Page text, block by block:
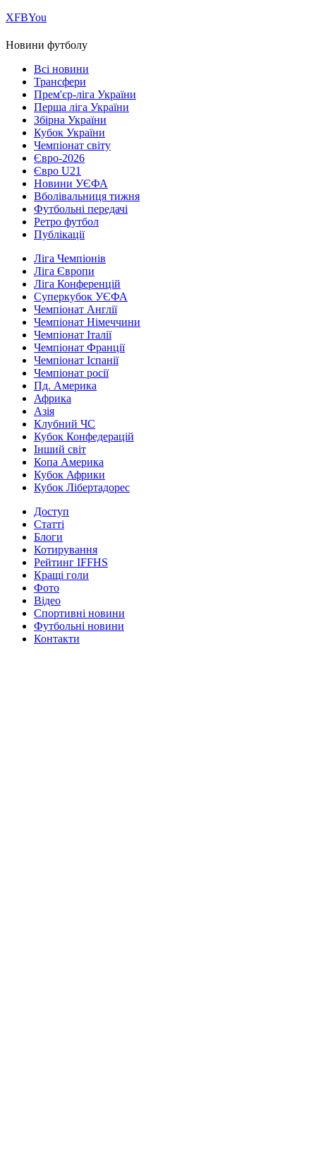
ХFBYou
Новини футболу
Всі новини
Трансфери
Прем'єр-ліга України
Перша ліга України
Збірна України
Кубок України
Чемпіонат світу
Євро-2026
Євро U21
Новини УЄФА
Вболівальниця тижня
Футбольні передачі
Ретро футбол
Публікації
Ліга Чемпіонів
Ліга Європи
Ліга Конференцій
Суперкубок УЄФА
Чемпіонат Англії
Чемпіонат Німеччини
Чемпіонат Італії
Чемпіонат Франції
Чемпіонат Іспанії
Чемпіонат росії
Пд. Америка
Африка
Азія
Клубний ЧС
Кубок Конфедерацій
Інший світ
Копа Америка
Кубок Африки
Кубок Лібертадорес
Доступ
Статті
Блоги
Котирування
Рейтинг IFFHS
Кращі голи
Фото
Відео
Спортивні новини
Футбольні новини
Контакти